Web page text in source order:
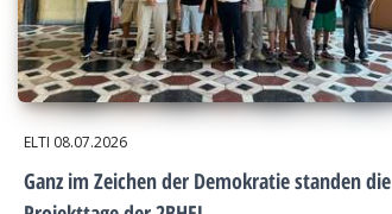
ELTI 08.07.2026
Ganz im Zeichen der Demokratie standen die